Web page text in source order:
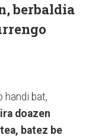
berbaldia
handi bat,
doazen
batez be